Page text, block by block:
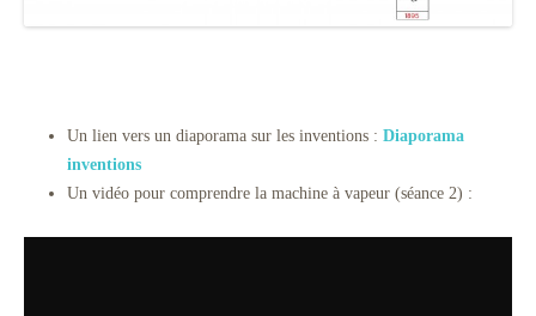
Un lien vers un diaporama sur les inventions : Diaporama
inventions
Un vidéo pour comprendre la machine à vapeur (séance 2) :